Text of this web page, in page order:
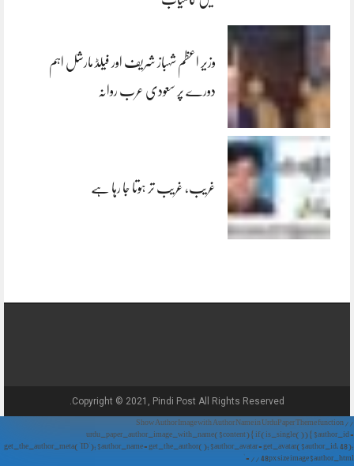
وزیر اعظم شہباز شریف اور فیلڈ مارشل اہم
دورے پر سعودی عرب روانہ
غریب، غریب تر ہوتا جا رہا ہے
Copyright © 2021, Pindi Post All Rights Reserved.
// Show Author Image with Author Name in UrduPaper Theme function
urdu_paper_author_image_with_name($content) { if (is_single()) { $author_id =
get_the_author_meta('ID'); $author_name = get_the_author(); $author_avatar = get_avatar($author_id, 48);
// 48px size image $author_html = '